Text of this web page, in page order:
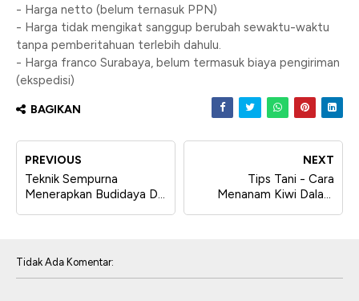
- Harga netto (belum ternasuk PPN)
- Harga tidak mengikat sanggup berubah sewaktu-waktu
tanpa pemberitahuan terlebih dahulu.
- Harga franco Surabaya, belum termasuk biaya pengiriman
(ekspedisi)
BAGIKAN
NEXT
Tips Tani - Cara
Menanam Kiwi Dalam
PREVIOUS
Teknik Sempurna
Menerapkan Budidaya Di
Tidak Ada Komentar: